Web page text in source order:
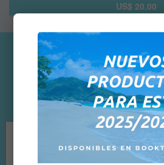
Testimonios